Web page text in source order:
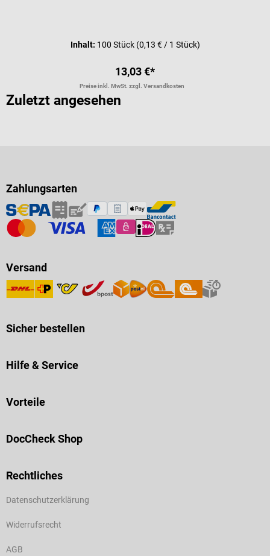
Inhalt: 100 Stück (0,13 € / 1 Stück)
13,03 €*
Preise inkl. MwSt. zzgl. Versandkosten
Zuletzt angesehen
Zahlungsarten
Versand
Sicher bestellen
Hilfe & Service
Vorteile
DocCheck Shop
Rechtliches
Datenschutzerklärung
Widerrufsrecht
AGB